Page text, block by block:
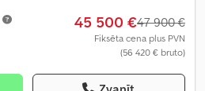
45 500 €47 900 €
Fiksēta cena plus PVN
(56 420 € bruto)